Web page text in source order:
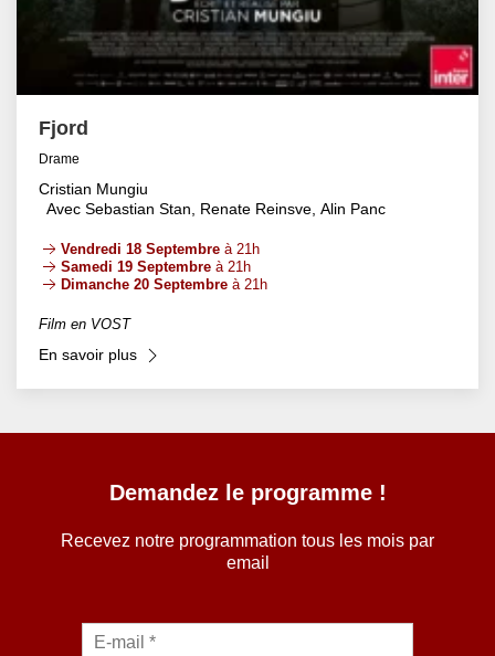
Fjord
Drame
Cristian Mungiu
Avec Sebastian Stan, Renate Reinsve, Alin Panc
Vendredi 18 Septembre à 21h
Samedi 19 Septembre à 21h
Dimanche 20 Septembre à 21h
Film en VOST
En savoir plus
Demandez le programme !
Recevez notre programmation tous les mois par
email